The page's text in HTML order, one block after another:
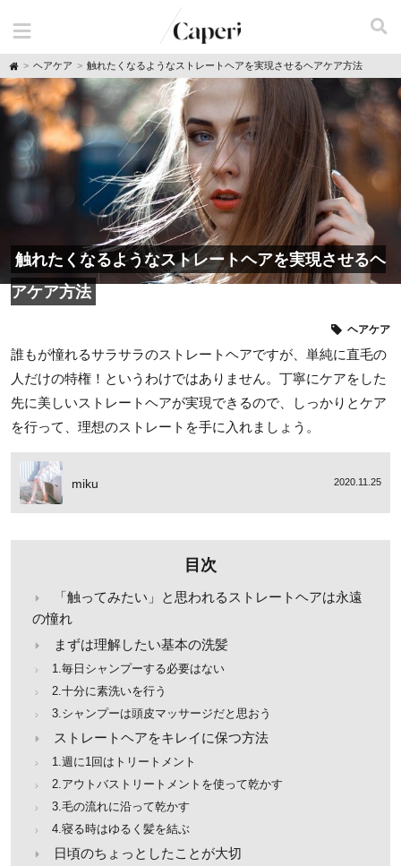
H
o
m
e
ヘアケア 触れたくなるようなストレートヘアを実現させるヘアケア方法
触れたくなるようなストレートヘアを実現させるヘ
アケア方法
ヘアケア
誰もが憧れるサラサラのストレートヘアですが、単純に直毛の
人だけの特権！というわけではありません。丁寧にケアをした
先に美しいストレートヘアが実現できるので、しっかりとケア
を行って、理想のストレートを手に入れましょう。
miku 2020.11.25
目次
「触ってみたい」と思われるストレートヘアは永遠
の憧れ
まずは理解したい基本の洗髪
1.毎日シャンプーする必要はない
2.十分に素洗いを行う
3.シャンプーは頭皮マッサージだと思おう
ストレートヘアをキレイに保つ方法
1.週に1回はトリートメント
2.アウトバストリートメントを使って乾かす
3.毛の流れに沿って乾かす
4.寝る時はゆるく髪を結ぶ
日頃のちょっとしたことが大切